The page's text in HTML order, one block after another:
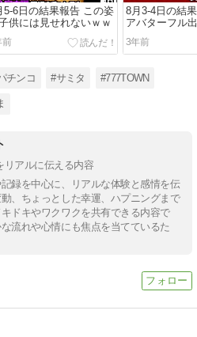
5-6日の結果報告 この姿
供には見せれないｗｗ
前
8月3-4日の結
アバターフル
階層から出ら
3年前
チンコ #サミタ #777TOWN
リアルに伝える内容
録を中心に、リアルな体験と感情を伝
、ちょっとした幸運、ハプニングまで
ドキやワクワクを共有できる内容で
流れや心情にも焦点を当てているた